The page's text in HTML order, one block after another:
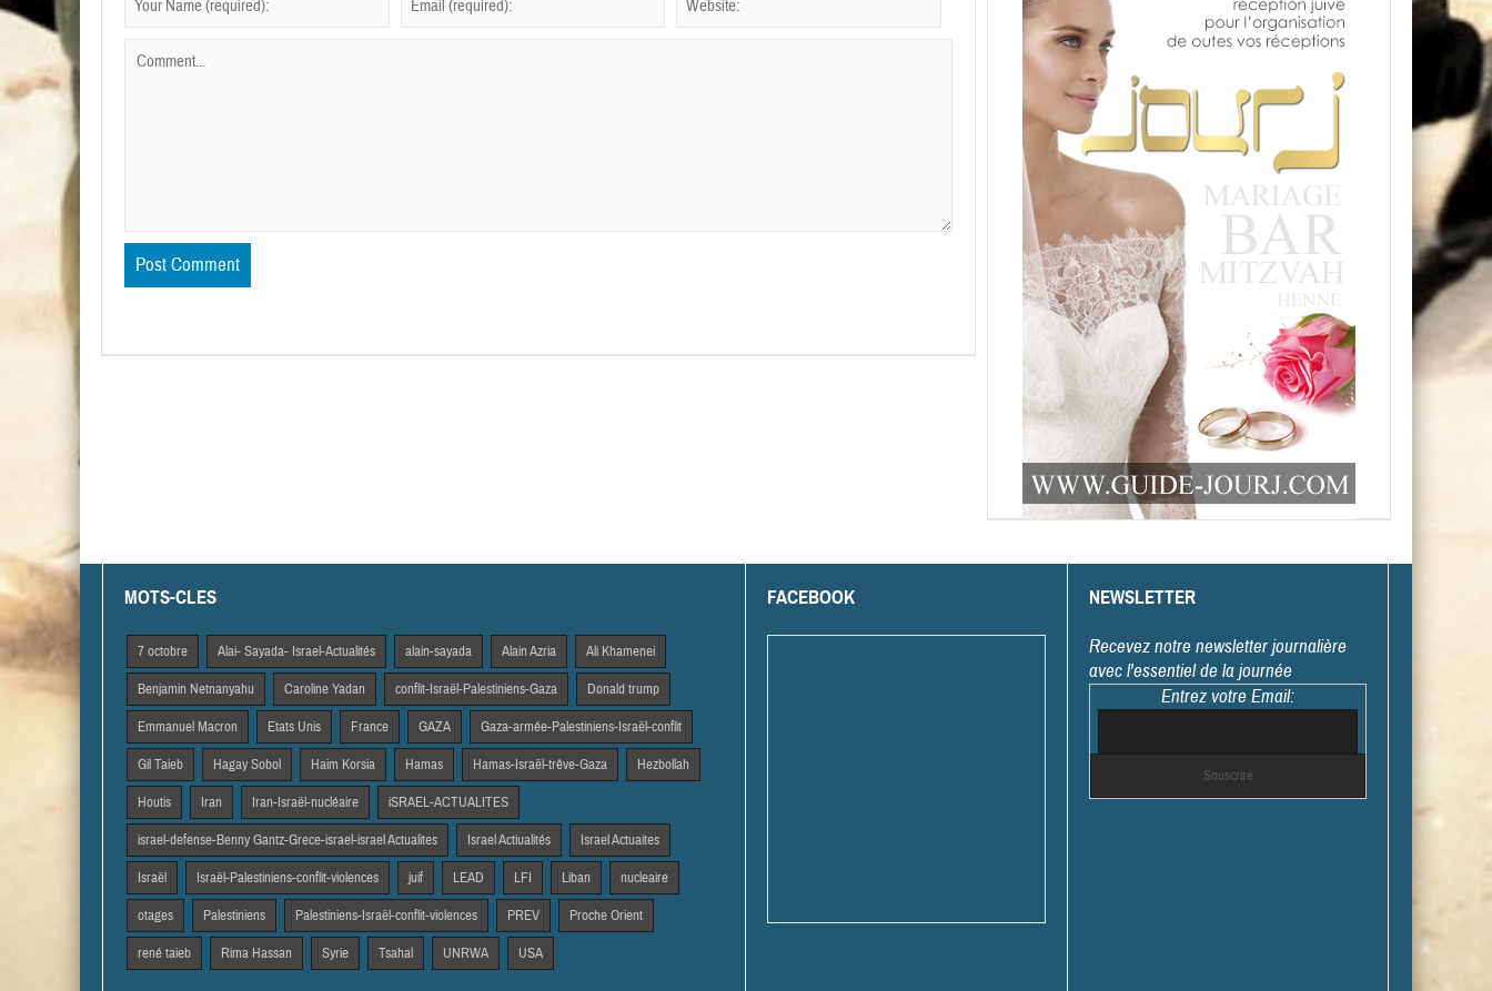
MOTS-CLES
7 octobre Alai- Sayada- Israel-Actualités alain-sayada Alain Azria Ali Khamenei
Benjamin Netnanyahu Caroline Yadan conflit-Israël-Palestiniens-Gaza Donald trump
Emmanuel Macron Etats Unis France GAZA Gaza-armée-Palestiniens-Israël-conflit
Gil Taieb Hagay Sobol Haim Korsia Hamas Hamas-Israël-trêve-Gaza Hezbollah
Houtis Iran Iran-Israël-nucléaire iSRAEL-ACTUALITES
israel-defense-Benny Gantz-Grece-israel-israel Actualites Israel Actiualités Israel Actuaites
Israël Israël-Palestiniens-conflit-violences juif LEAD LFI Liban nucleaire
otages Palestiniens Palestiniens-Israël-conflit-violences PREV Proche Orient
rené taieb Rima Hassan Syrie Tsahal UNRWA USA
FACEBOOK NEWSLETTER
Recevez notre newsletter journalière
avec l'essentiel de la journée
Entrez votre Email: